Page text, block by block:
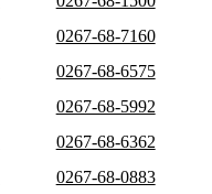
0267-68-7160
0267-68-6575
0267-68-5992
0267-68-6362
0267-68-0883